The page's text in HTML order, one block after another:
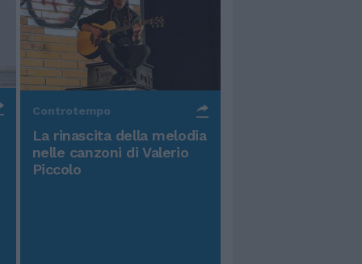
Controtempo
La rinascita della melodia
nelle canzoni di Valerio
Piccolo